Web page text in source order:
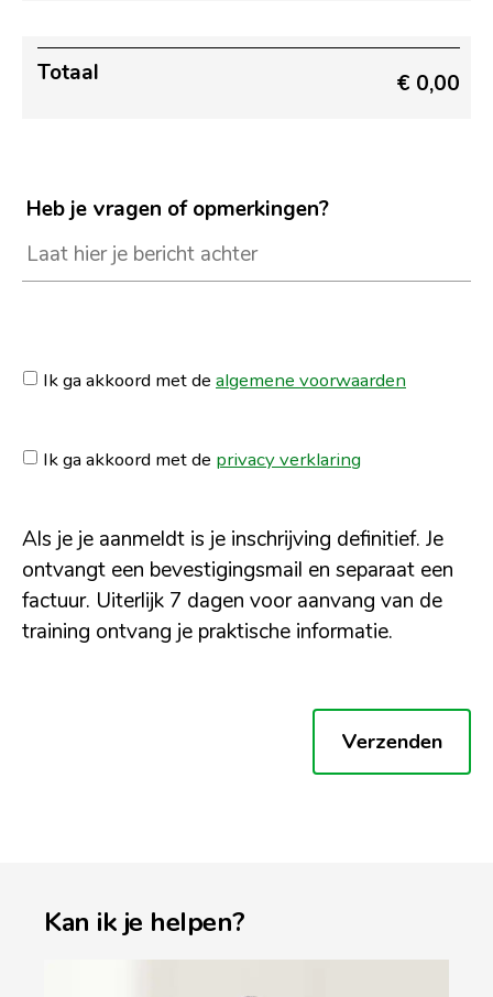
Totaal € 0,00
Heb je vragen of opmerkingen?
Ik ga akkoord met de algemene voorwaarden
Ik ga akkoord met de privacy verklaring
Als je je aanmeldt is je inschrijving definitief. Je
ontvangt een bevestigingsmail en separaat een
factuur. Uiterlijk 7 dagen voor aanvang van de
training ontvang je praktische informatie.
Verzenden
Kan ik je helpen?